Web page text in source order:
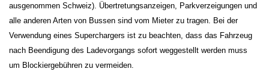
ausgenommen Schweiz). Übertretungsanzeigen, Parkverzeigungen und
alle anderen Arten von Bussen sind vom Mieter zu tragen. Bei der
Verwendung eines Superchargers ist zu beachten, dass das Fahrzeug
nach Beendigung des Ladevorgangs sofort weggestellt werden muss
um Blockiergebühren zu vermeiden.